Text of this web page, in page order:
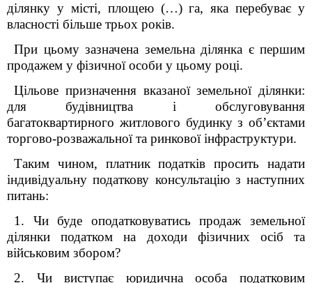
ділянку у місті, площею (…) га, яка перебуває у
власності більше трьох років.
При цьому зазначена земельна ділянка є першим
продажем у фізичної особи у цьому році.
Цільове призначення вказаної земельної ділянки:
для будівництва і обслуговування
багатоквартирного житлового будинку з об’єктами
торгово-розважальної та ринкової інфраструктури.
Таким чином, платник податків просить надати
індивідуальну податкову консультацію з наступних
питань:
1. Чи буде оподатковуватись продаж земельної
ділянки податком на доходи фізичних осіб та
військовим збором?
2. Чи виступає юридична особа податковим